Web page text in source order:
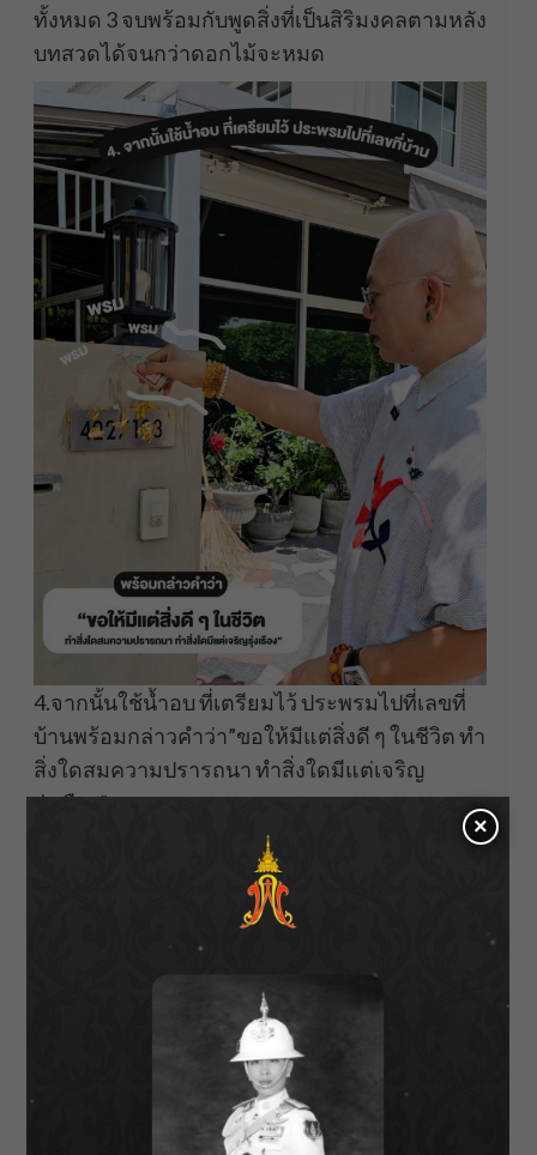
ทั้งหมด 3 จบพร้อมกับพูดสิ่งที่เป็นสิริมงคลตามหลัง
บทสวดได้จนกว่าดอกไม้จะหมด
4.จากนั้นใช้น้ำอบ ที่เตรียมไว้ ประพรมไปที่เลขที่
บ้านพร้อมกล่าวคำว่า”ขอให้มีแต่สิ่งดี ๆ ในชีวิต ทำ
สิ่งใดสมความปรารถนา ทำสิ่งใดมีแต่เจริญ
รุ่งเรือง”
×